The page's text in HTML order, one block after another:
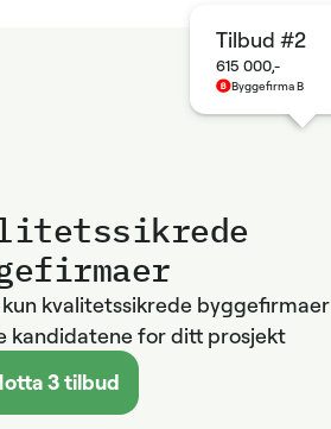
kvalitetssikrede byggefirmaer
kandidatene for ditt prosjekt
3 tilbud
Tilbud #2
615 000,-
Byggefirma B